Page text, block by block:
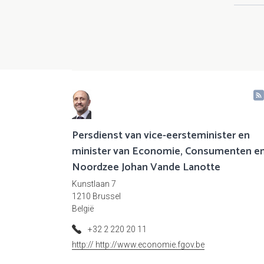
Persdienst van vice-eersteminister en
minister van Economie, Consumenten
Noordzee Johan Vande Lanotte
Kunstlaan 7
1210 Brussel
België
+32 2 220 20 11
http:// http://www.economie.fgov.be